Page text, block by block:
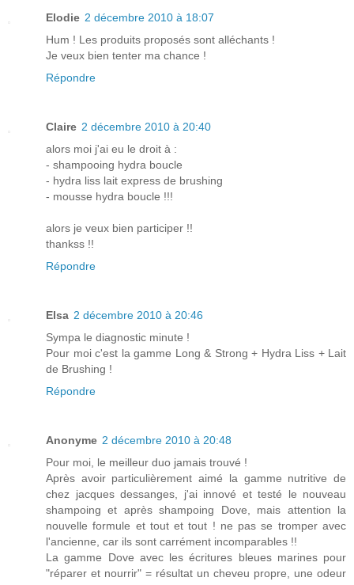
Elodie 2 décembre 2010 à 18:07
Hum ! Les produits proposés sont alléchants !
Je veux bien tenter ma chance !
Répondre
Claire 2 décembre 2010 à 20:40
alors moi j'ai eu le droit à :
- shampooing hydra boucle
- hydra liss lait express de brushing
- mousse hydra boucle !!!
alors je veux bien participer !!
thankss !!
Répondre
Elsa 2 décembre 2010 à 20:46
Sympa le diagnostic minute !
Pour moi c'est la gamme Long & Strong + Hydra Liss + Lait
de Brushing !
Répondre
Anonyme 2 décembre 2010 à 20:48
Pour moi, le meilleur duo jamais trouvé !
Après avoir particulièrement aimé la gamme nutritive de
chez jacques dessanges, j'ai innové et testé le nouveau
shampoing et après shampoing Dove, mais attention la
nouvelle formule et tout et tout ! ne pas se tromper avec
l'ancienne, car ils sont carrément incomparables !!
La gamme Dove avec les écritures bleues marines pour
"réparer et nourrir" = résultat un cheveu propre, une odeur